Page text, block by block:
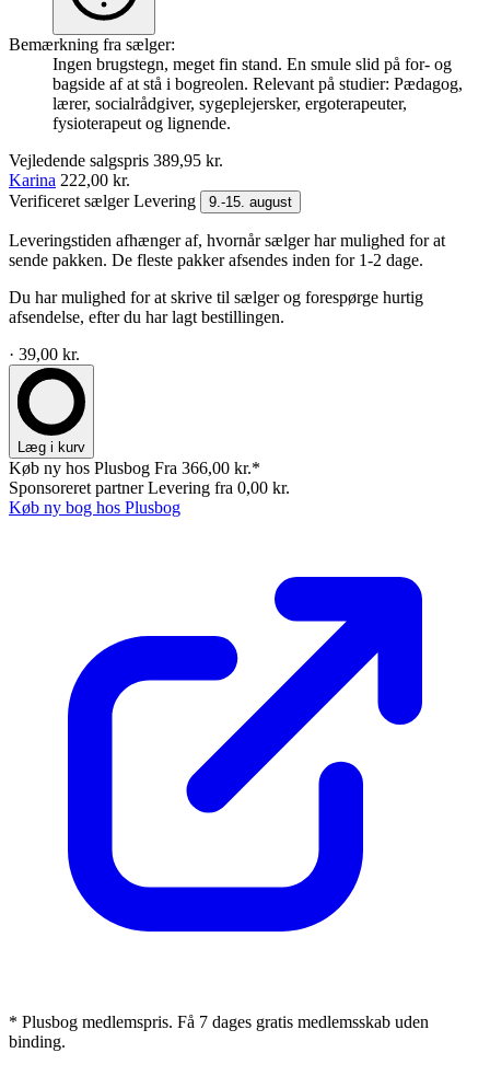
Bemærkning fra sælger:
Ingen brugstegn, meget fin stand. En smule slid på for- og
bagside af at stå i bogreolen. Relevant på studier: Pædagog,
lærer, socialrådgiver, sygeplejersker, ergoterapeuter,
fysioterapeut og lignende.
Vejledende salgspris 389,95 kr.
Karina 222,00 kr.
Verificeret sælgerLevering 9.-15. august
Leveringstiden afhænger af, hvornår sælger har mulighed for at
sende pakken. De fleste pakker afsendes inden for 1-2 dage.
Du har mulighed for at skrive til sælger og forespørge hurtig
afsendelse, efter du har lagt bestillingen.
· 39,00 kr.
Læg i kurv
Køb ny hos Plusbog Fra 366,00 kr.*
Sponsoreret partnerLevering fra 0,00 kr.
Køb ny bog hos Plusbog
* Plusbog medlemspris. Få 7 dages gratis medlemsskab uden
binding.